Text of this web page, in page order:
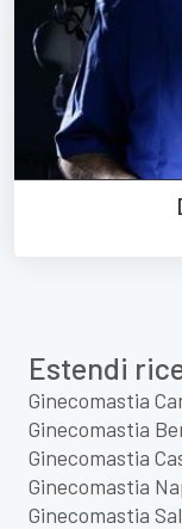
Estendi
Ginecomastia
Ginecomastia
Ginecomastia
Ginecomastia
Ginecomastia